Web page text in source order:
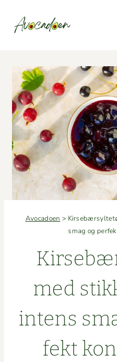
Avocadoen >
smag og
med
intens
fekt